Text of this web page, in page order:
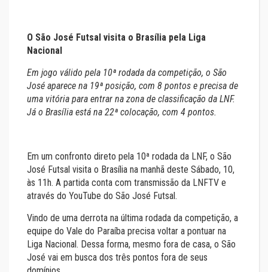
O São José Futsal visita o Brasília pela Liga
Nacional
Em jogo válido pela 10ª rodada da competição, o São
José aparece na 19ª posição, com 8 pontos e precisa de
uma vitória para entrar na zona de classificação da LNF.
Já o Brasília está na 22ª colocação, com 4 pontos.
Em um confronto direto pela 10ª rodada da LNF, o São
José Futsal visita o Brasília na manhã deste Sábado, 10,
às 11h. A partida conta com transmissão da LNFTV e
através do YouTube do São José Futsal.
Vindo de uma derrota na última rodada da competição, a
equipe do Vale do Paraíba precisa voltar a pontuar na
Liga Nacional. Dessa forma, mesmo fora de casa, o São
José vai em busca dos três pontos fora de seus